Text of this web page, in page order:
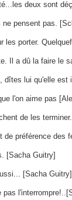
deux sont
pensent pas.
porter.
Il a dû la faire le
lui qu'elle est
l'on aime pas
de les terminer.
préférence des
[Sacha Guitry]
[Sacha Guitry]